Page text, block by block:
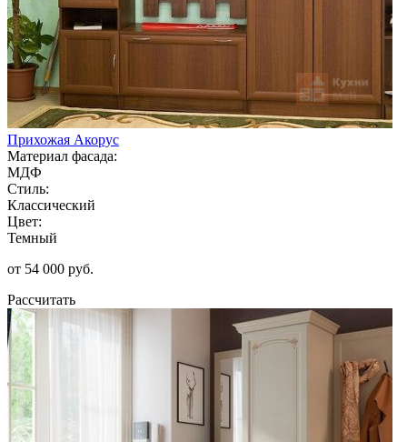
Прихожая Акорус
Материал фасада:
МДФ
Стиль:
Классический
Цвет:
Темный
от 54 000 руб.
Рассчитать